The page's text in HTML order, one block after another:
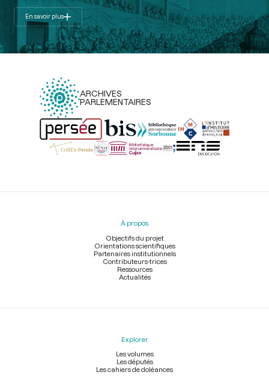
En savoir plus
ARCHIVES
PARLEMENTAIRES
Menu
À propos
Objectifs du projet
Orientations scientifiques
Partenaires institutionnels
Contributeurs-trices
Ressources
Actualités
Explorer
Les volumes
Les députés
Les cahiers de doléances